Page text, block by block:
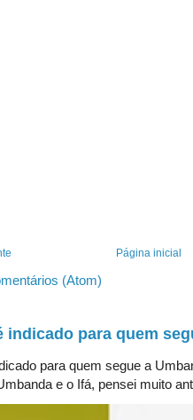
Página inicial
(Atom)
indicado para quem
para quem segue a
e o Ifá, pensei muito